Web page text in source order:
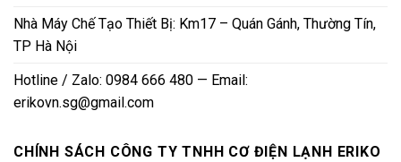
Nhà Máy Chế Tạo Thiết Bị: Km17 – Quán Gánh, Thường Tín,
TP Hà Nội
Hotline / Zalo: 0984 666 480 — Email:
erikovn.sg@gmail.com
CHÍNH SÁCH CÔNG TY TNHH CƠ ĐIỆN LẠNH ERIKO